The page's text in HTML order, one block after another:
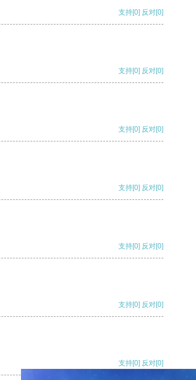
支持[0] 反对[0]
支持[0] 反对[0]
支持[0] 反对[0]
支持[0] 反对[0]
支持[0] 反对[0]
支持[0] 反对[0]
支持[0] 反对[0]